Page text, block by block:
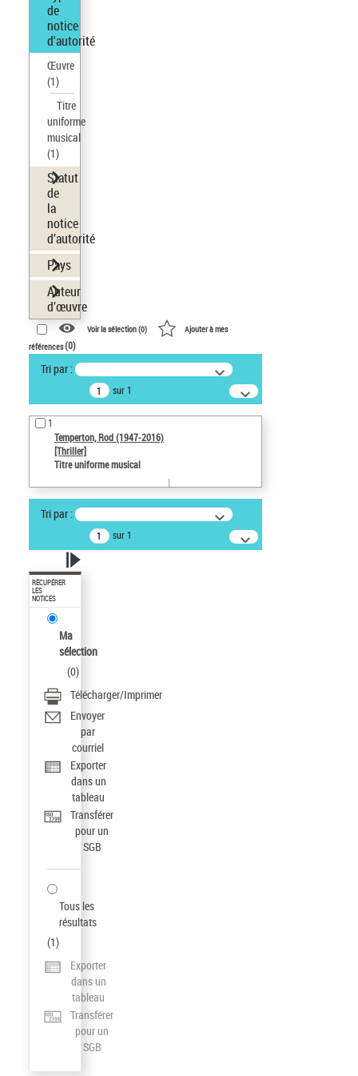
de
notice
d'autorité
Œuvre
(1)
Titre
uniforme
musical
(1)
Statut
de
la
notice
d’autorité
Pays
Auteur
d’œuvre
Voir la sélection (0)
Ajouter à mes
références(0)
Tri par :
sur 1
1
Temperton, Rod (1947-2016)
[Thriller]
Titre uniforme musical
Tri par :
sur 1
RÉCUPÉRER
LES
NOTICES
Ma
sélection
(0)
Télécharger/Imprimer
Envoyer
par
courriel
Exporter
dans un
tableau
Transférer
pour un
SGB
Tous les
résultats
(1)
Exporter
dans un
tableau
Transférer
pour un
SGB